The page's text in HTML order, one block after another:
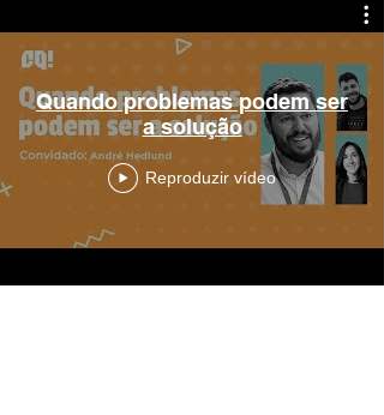
Quando problemas podem ser
a solução
Reproduzir vídeo